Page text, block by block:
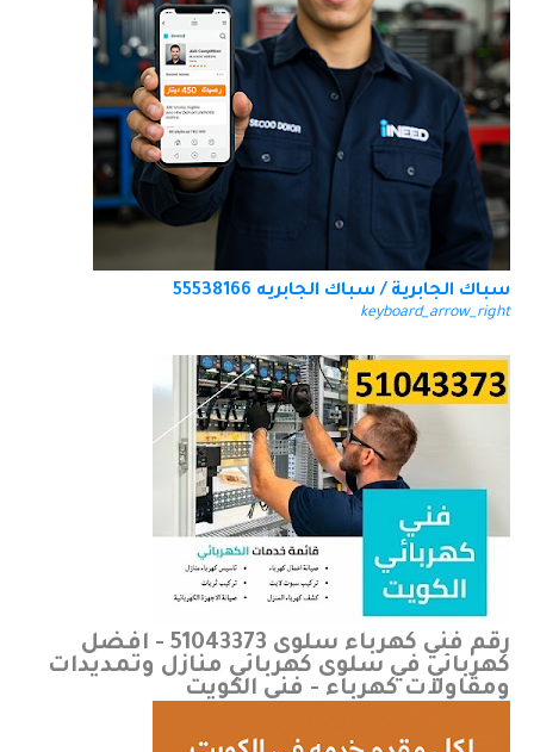
سباك الجابرية / سباك الجابريه 55538166
keyboard_arrow_right
رقم فني كهرباء سلوى 51043373 - افضل
كهربائي في سلوى كهربائي منازل وتمديدات
ومقاولات كهرباء - فني الكويت